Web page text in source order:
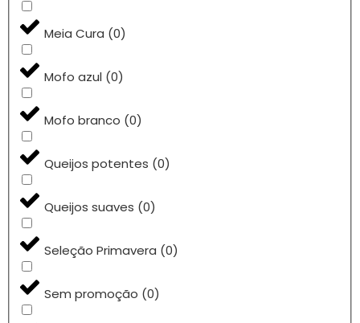
Meia Cura (0)
Mofo azul (0)
Mofo branco (0)
Queijos potentes (0)
Queijos suaves (0)
Seleção Primavera (0)
Sem promoção (0)